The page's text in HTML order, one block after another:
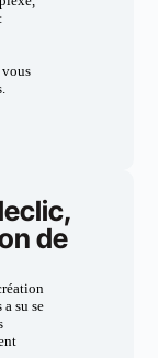
de
su se